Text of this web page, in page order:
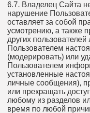
6.7. Владелец Сайта
нарушение
оставляет за собой
усмотрению, а также
других
Пользователем
(модерировать) или
Пользователем
установленные
личные сообщения),
или прекращать
любому из разделов
время по любой